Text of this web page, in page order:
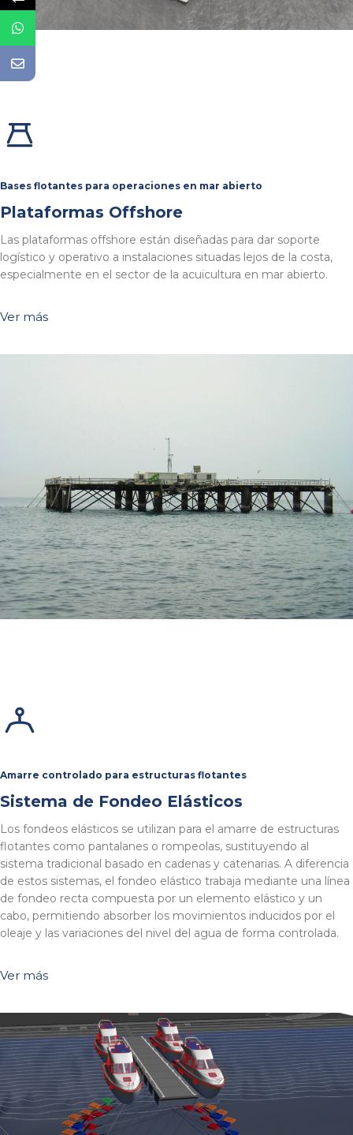
Bases flotantes para operaciones en mar abierto
Plataformas Offshore
Las plataformas offshore están diseñadas para dar soporte
logístico y operativo a instalaciones situadas lejos de la costa,
especialmente en el sector de la acuicultura en mar abierto.
Ver más
Amarre controlado para estructuras flotantes
Sistema de Fondeo Elásticos
Los fondeos elásticos se utilizan para el amarre de estructuras
flotantes como pantalanes o rompeolas, sustituyendo al
sistema tradicional basado en cadenas y catenarias. A diferencia
de estos sistemas, el fondeo elástico trabaja mediante una línea
de fondeo recta compuesta por un elemento elástico y un
cabo, permitiendo absorber los movimientos inducidos por el
oleaje y las variaciones del nivel del agua de forma controlada.
Ver más